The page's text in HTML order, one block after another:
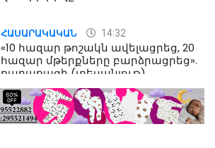
ՀԱՍԱՐԱԿԱԿԱՆ 14:32
«10 հազար թոշակն ավելացրեց, 20
հազար մթերքները բարձրացրեց».
քաղաքացի (տեսանյութ)
ՔԱՂԱՔԱԿԱՆ 10:52
«Լեզվիդ տալու փոխարեն